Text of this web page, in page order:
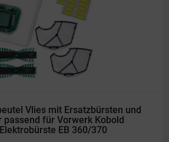
Vlies mit Ersatzbürsten und
für Vorwerk Kobold
EB 360/370